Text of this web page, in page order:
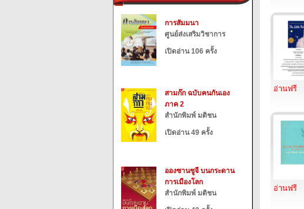
การสัมมนา
ศูนย์ส่งเสริมวิชาการ
เปิดอ่าน 106 ครั้ง
สามก๊ก ฉบับคนกันเอง
ภาค 2
สำนักพิมพ์ มติชน
เปิดอ่าน 49 ครั้ง
อองซานซูจี บนกระดาน
การเมืองโลก
สำนักพิมพ์ มติชน
อ่านฟรี
อ่านฟรี